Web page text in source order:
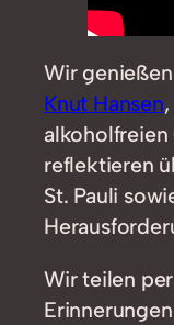
Wir
Knut Hansen
alkoholfreien
reflektieren
St. Pauli
Wir teilen